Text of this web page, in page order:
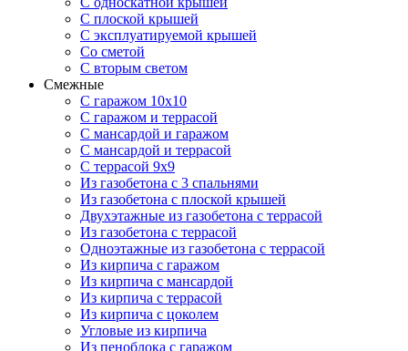
С плоской крышей
С эксплуатируемой крышей
Со сметой
С вторым светом
Смежные
С гаражом 10х10
С гаражом и террасой
С мансардой и гаражом
С мансардой и террасой
С террасой 9х9
Из газобетона с 3 спальнями
Из газобетона с плоской крышей
Двухэтажные из газобетона с террасой
Из газобетона с террасой
Одноэтажные из газобетона с террасой
Из кирпича с гаражом
Из кирпича с мансардой
Из кирпича с террасой
Из кирпича с цоколем
Угловые из кирпича
Из пеноблока с гаражом